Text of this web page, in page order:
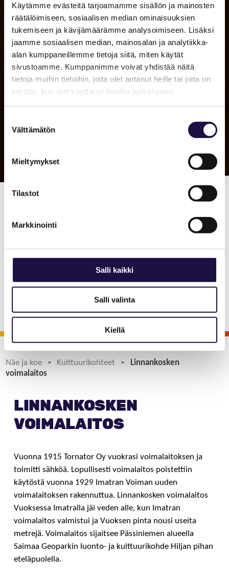
Käytämme evästeitä tarjoamamme sisällön ja mainosten
räätälöimiseen, sosiaalisen median ominaisuuksien
tukemiseen ja kävijämäärämme analysoimiseen. Lisäksi
jaamme sosiaalisen median, mainosalan ja analytiikka-
alan kumppaneillemme tietoja siitä, miten käytät
sivustoamme. Kumppanimme voivat yhdistää näitä
tietoja muihin tietoihin, joita olet antanut heille tai joita on
kerätty, kun olet käyttänyt heidän palvelujaan.
valinta
Välttämätön
Mieltymykset
Tilastot
Markkinointi
Salli kaikki
Salli valinta
Kiellä
voimalaitos
Linnakosken Voimalaitos otettiin käyttöön
vuosien 1898–1900 aikana
Näe ja koe Kulttuurikohteet
Linnankosken
voimalaitos
LINNANKOSKEN
VOIMALAITOS
Vuonna 1915 Tornator Oy vuokrasi voimalaitoksen ja
toimitti sähköä. Lopullisesti voimalaitos poistettiin
käytöstä vuonna 1929 Imatran Voiman uuden
voimalaitoksen rakennuttua. Linnankosken voimalaitos
Vuoksessa Imatralla jäi veden alle, kun Imatran
voimalaitos valmistui ja Vuoksen pinta nousi useita
metrejä. Voimalaitos sijaitsee Pässiniemen alueella
Saimaa Geoparkin luonto- ja kulttuurikohde Hiljan pihan
eteläpuolella.